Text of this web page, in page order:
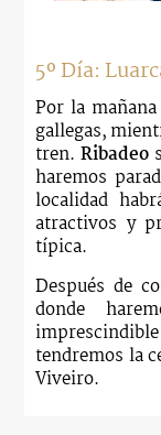
5º Día:
Por la
gallegas,
tren.Ribadeo
haremos
localidad
atractivos y
típica.
Después de
donde
tendremos la
Viveiro.